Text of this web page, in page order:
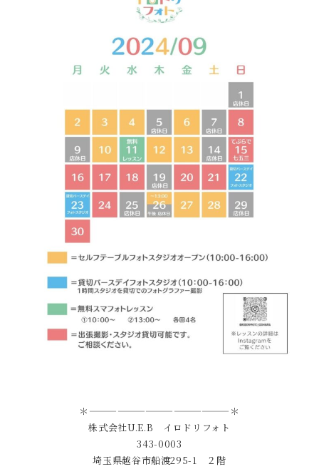
＊———————————————＊
株式会社U.E.B イロドリフォト
343-0003
埼玉県越谷市船渡295-1 ２階